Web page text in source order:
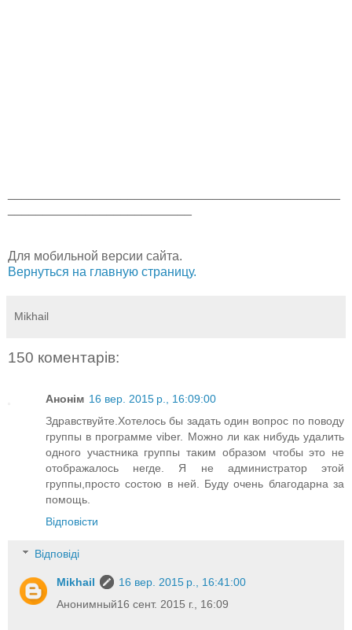
Для мобильной версии сайта.
Вернуться на главную страницу.
Mikhail
150 коментарів:
Анонім 16 вер. 2015 р., 16:09:00
Здравствуйте.Хотелось бы задать один вопрос по поводу
группы в программе viber. Можно ли как нибудь удалить
одного участника группы таким образом чтобы это не
отображалось негде. Я не администратор этой
группы,просто состою в ней. Буду очень благодарна за
помощь.
Відповісти
Відповіді
Mikhail
16 вер. 2015 р., 16:41:00
Анонимный16 сент. 2015 г., 16:09